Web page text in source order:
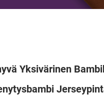
Yksivärinen